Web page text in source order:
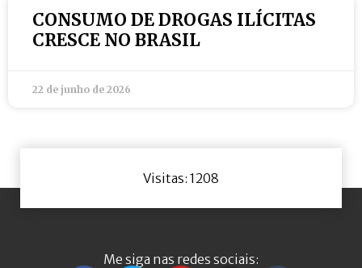
CONSUMO DE DROGAS ILÍCITAS
CRESCE NO BRASIL
22 de junho de 2026
Visitas: 1208
Me siga nas redes sociais: